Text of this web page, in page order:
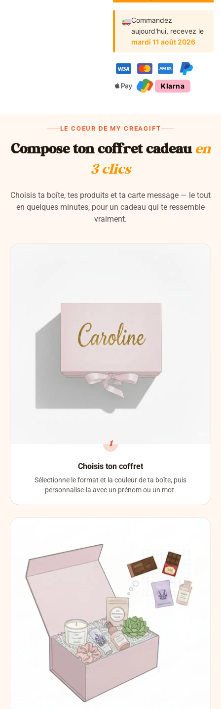
Commandez
aujourd'hui, recevez le
mardi 11 août 2026
Klarna
LE COEUR DE MY CREAGIFT
Compose ton coffret cadeau en
3 clics
Choisis ta boîte, tes produits et ta carte message — le tout
en quelques minutes, pour un cadeau qui te ressemble
vraiment.
1
Choisis ton coffret
Sélectionne le format et la couleur de ta boîte, puis
personnalise-la avec un prénom ou un mot.